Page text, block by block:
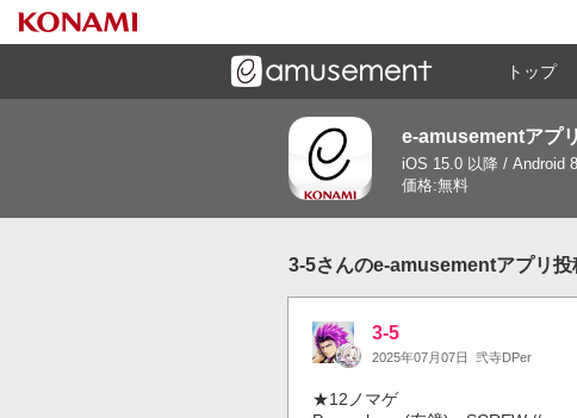
ゲームと連携したコミュニケーションアプリで
トップ
e-amusementアプリ
iOS 15.0 以降 / Android
価格:無料
3-5さんのe-amusementアプリ投
3-5
2025年07月07日 弐寺DPer
★12ノマゲ